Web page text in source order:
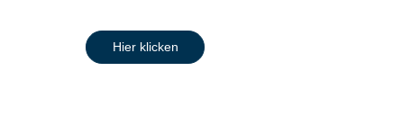
Hier klicken